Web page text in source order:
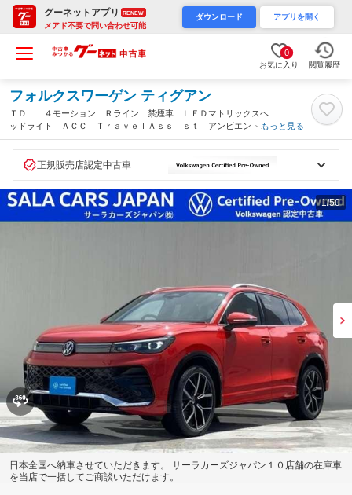
グーネットアプリ RENEW
メアド不要で問い合わせ可能
ダウンロード アプリを開く
0
お気に入り 閲覧履歴
フォルクスワーゲン ティグアン
ＴＤＩ ４モーション Ｒライン 禁煙車 ＬＥＤマトリックスヘ
ッドライト ＡＣＣ ＴｒａｖｅｌＡｓｓｉｓｔ アンビエントラ
イト ワイヤレスチャージ Ａｐｐ－Ｃｏｎｎｅｃｔ ブラインド
もっと見る
正規販売店認定中古車
1/50
日本全国へ納車させていただきます。 サーラカーズジャパン１０店舗の在庫車
を当店で一括してご商談いただけます。